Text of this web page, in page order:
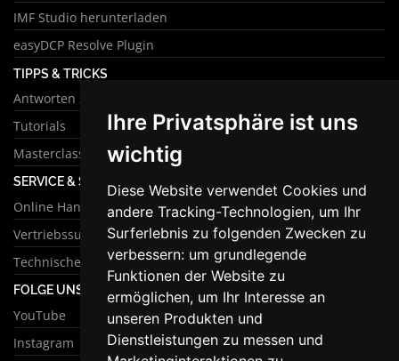
Ihre Privatsphäre ist uns
wichtig
Diese Website verwendet Cookies und
andere Tracking-Technologien, um Ihr
Surferlebnis zu folgenden Zwecken zu
verbessern: um grundlegende
Funktionen der Website zu
ermöglichen, um Ihr Interesse an
unseren Produkten und
Dienstleistungen zu messen und
IMF Studio herunterladen
easyDCP Resolve Plugin
TIPPS & TRICKS
Antworten zu häufigen Fragen
Tutorials
Masterclass
SERVICE & SUPPORT
Online Handbuch
Vertriebssupport
Technischer Support
FOLGE UNS
YouTube
Instagram